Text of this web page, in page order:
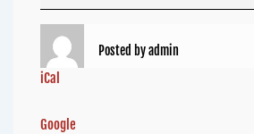
Posted byadmin
iCal
Google